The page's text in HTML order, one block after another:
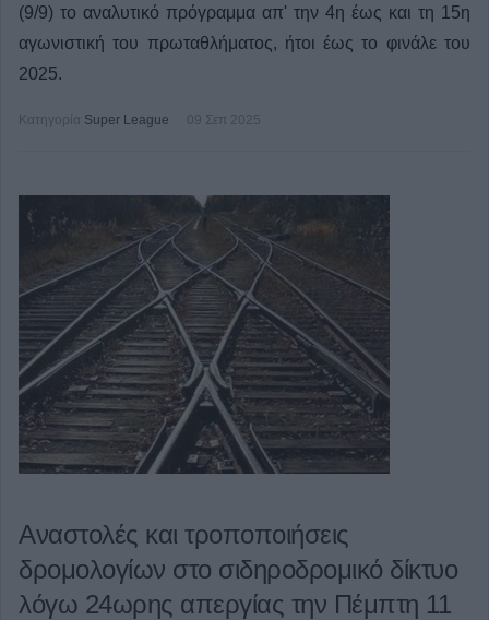
(9/9) το αναλυτικό πρόγραμμα απ' την 4η έως και τη 15η
αγωνιστική του πρωταθλήματος, ήτοι έως το φινάλε του
2025.
Κατηγορία Super League 09 Σεπ 2025
Αναστολές και τροποποιήσεις
δρομολογίων στο σιδηροδρομικό δίκτυο
λόγω 24ωρης απεργίας την Πέμπτη 11